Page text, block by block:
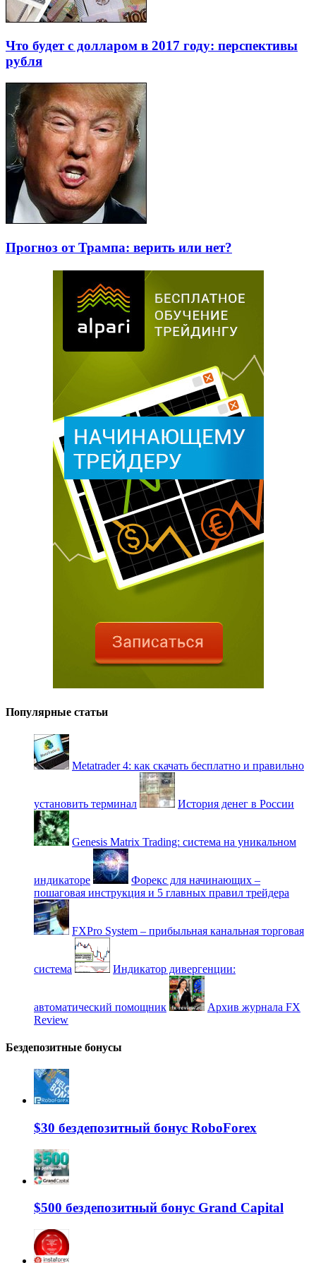
Что будет с долларом в 2017 году: перспективы
рубля
Прогноз от Трампа: верить или нет?
Популярные статьи
Metatrader 4: как скачать бесплатно и правильно
установить терминал История денег в России
Genesis Matrix Trading: система на уникальном
индикаторе
Форекс для начинающих –
пошаговая инструкция и 5 главных правил трейдера
FXPro System – прибыльная канальная торговая
система Индикатор дивергенции:
автоматический помощник
Архив журнала FX
Review
Бездепозитные бонусы
$30 бездепозитный бонус RoboForex
$500 бездепозитный бонус Grand Capital